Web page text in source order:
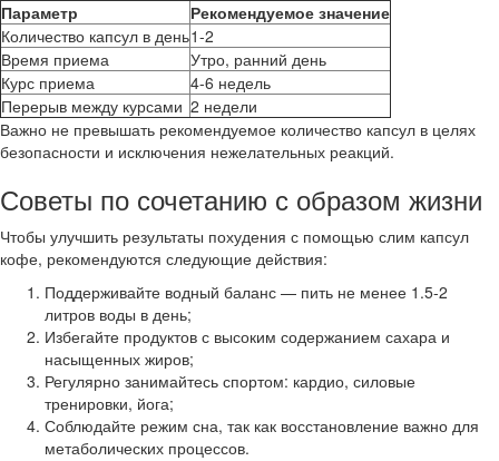
Параметр
Рекомендуемое значение
Количество капсул в день1-2
Время приема
Утро, ранний день
Курс приема
4-6 недель
Перерыв между курсами 2 недели
Важно не превышать рекомендуемое количество капсул в целях
безопасности и исключения нежелательных реакций.
Советы по сочетанию с образом жизни
Чтобы улучшить результаты похудения с помощью слим капсул
кофе, рекомендуются следующие действия:
Поддерживайте водный баланс — пить не менее 1.5-2
литров воды в день;
Избегайте продуктов с высоким содержанием сахара и
насыщенных жиров;
Регулярно занимайтесь спортом: кардио, силовые
тренировки, йога;
Соблюдайте режим сна, так как восстановление важно для
метаболических процессов.